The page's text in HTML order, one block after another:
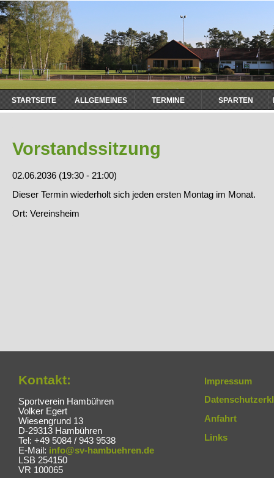
Navigation
überspringen
STARTSEITE ALLGEMEINES TERMINE SPARTEN
Vorstandssitzung
02.06.2036 (19:30 - 21:00)
Dieser Termin wiederholt sich jeden ersten Montag im Monat.
Ort: Vereinsheim
Kontakt:
Sportverein Hambühren
Volker Egert
Wiesengrund 13
D-29313 Hambühren
Tel: +49 5084 / 943 9538
E-Mail: info@sv-hambuehren.de
LSB 254150
VR 100065
Impressum
Anfahrt
Links